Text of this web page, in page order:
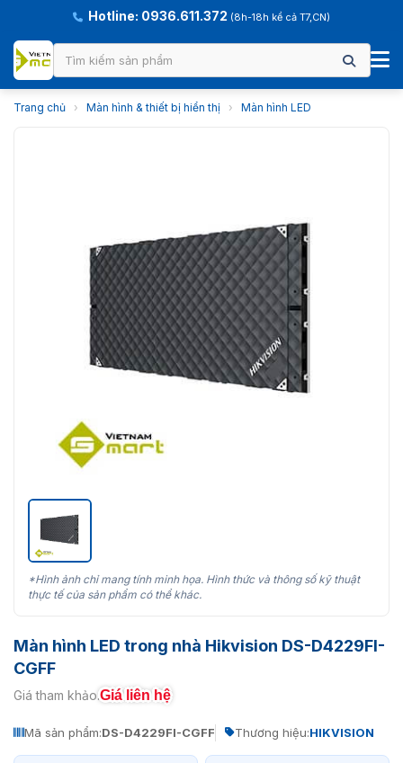
Hotline: 0936.611.372 (8h-18h kể cả T7,CN)
Trang chủ › Màn hình & thiết bị hiển thị › Màn hình LED
*Hình ảnh chỉ mang tính minh họa. Hình thức và thông số kỹ thuật
thực tế của sản phẩm có thể khác.
Màn hình LED trong nhà Hikvision DS-D4229FI-
CGFF
Giá tham khảo:Giá liên hệ
Mã sản phẩm:DS-D4229FI-CGFF Thương hiệu:HIKVISION